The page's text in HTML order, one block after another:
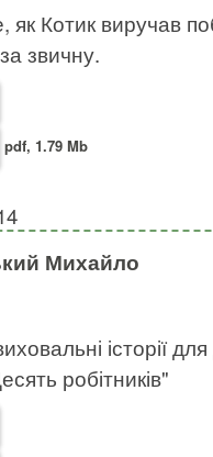
як Котик виручав
звичну.
pdf, 1.79 Mb
Михайло
історії
робітників"